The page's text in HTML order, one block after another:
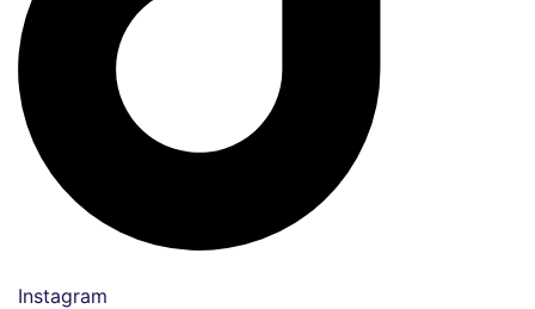
Instagram